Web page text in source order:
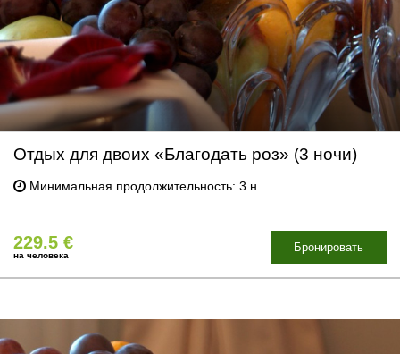
Отдых для двоих «Благодать роз» (3 ночи)
Минимальная продолжительность: 3 н.
229.5 €
на человека
Бронировать